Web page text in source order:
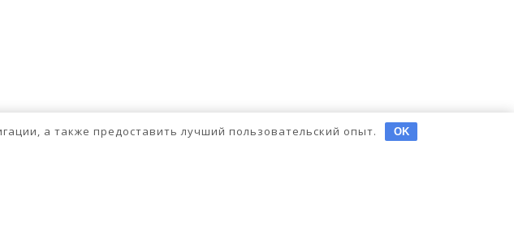
а также предоставить лучший пользовательский опыт. OK